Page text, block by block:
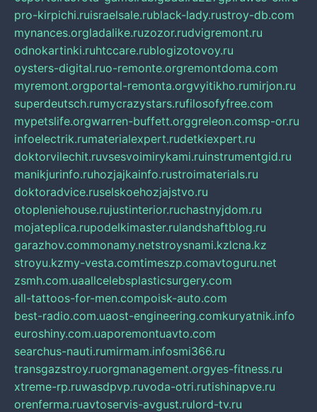
pro-kirpichi.ruisraelsale.rublack-lady.rustroy-db.com
mynances.orgladalike.ruzozor.rudvigremont.ru
odnokartinki.ruhtccare.rublogizotovoy.ru
oysters-digital.ruo-remonte.orgremontdoma.com
myremont.orgportal-remonta.orgvyitikho.rumirjon.ru
superdeutsch.rumycrazystars.rufilosofyfree.com
mypetslife.orgwarren-buffett.orggreleon.comsp-or.ru
infoelectrik.rumaterialexpert.rudetkiexpert.ru
doktorvilechit.ruvsesvoimirykami.ruinstrumentgid.ru
manikjurinfo.ruhozjajkainfo.rustroimaterials.ru
doktoradvice.ruselskoehozjajstvo.ru
otopleniehouse.rujustinterior.ruchastnyjdom.ru
mojateplica.rupodelkimaster.rulandshaftblog.ru
garazhov.commonamy.netstroysnami.kzlcna.kz
stroyu.kzmy-vesta.comtimeszp.comavtoguru.net
zsmh.com.uaallcelebsplasticsurgery.com
all-tattoos-for-men.compoisk-auto.com
best-radio.com.uaost-engineering.comkuryatnik.info
euroshiny.com.uaporemontuavto.com
searchus-nauti.rumirmam.infosmi366.ru
transgazstroy.ruorgmanagement.orgyes-fitness.ru
xtreme-rp.ruwasdpvp.ruvoda-otri.rutishinapve.ru
orenferma.ruavtoservis-avgust.rulord-tv.ru